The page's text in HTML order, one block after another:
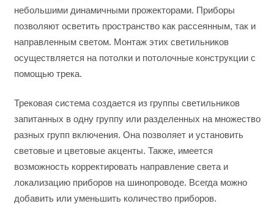
небольшими динамичными прожекторами. Приборы
позволяют осветить пространство как рассеянным, так и
направленным светом. Монтаж этих светильников
осуществляется на потолки и потолочные конструкции с
помощью трека.
Трековая система создается из группы светильников
запитанных в одну группу или разделенных на множество
разных групп включения. Она позволяет и установить
световые и цветовые акценты. Также, имеется
возможность корректировать направление света и
локализацию приборов на шинопроводе. Всегда можно
добавить или уменьшить количество приборов.